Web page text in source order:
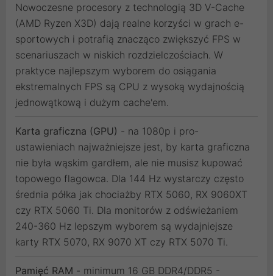
Nowoczesne procesory z technologią 3D V-Cache
(AMD Ryzen X3D) dają realne korzyści w grach e-
sportowych i potrafią znacząco zwiększyć FPS w
scenariuszach w niskich rozdzielczościach. W
praktyce najlepszym wyborem do osiągania
ekstremalnych FPS są CPU z wysoką wydajnością
jednowątkową i dużym cache'em.
Karta graficzna (GPU) - na 1080p i pro-
ustawieniach najważniejsze jest, by karta graficzna
nie była wąskim gardłem, ale nie musisz kupować
topowego flagowca. Dla 144 Hz wystarczy często
średnia półka jak chociażby RTX 5060, RX 9060XT
czy RTX 5060 Ti. Dla monitorów z odświeżaniem
240-360 Hz lepszym wyborem są wydajniejsze
karty RTX 5070, RX 9070 XT czy RTX 5070 Ti.
Pamięć RAM - minimum 16 GB DDR4/DDR5 -